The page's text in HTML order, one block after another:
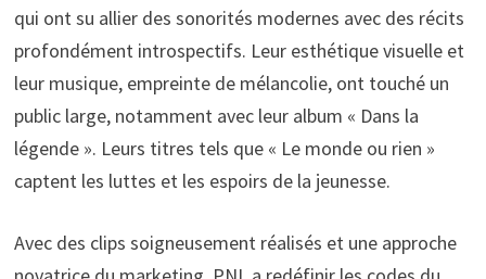
qui ont su allier des sonorités modernes avec des récits
profondément introspectifs. Leur esthétique visuelle et
leur musique, empreinte de mélancolie, ont touché un
public large, notamment avec leur album « Dans la
légende ». Leurs titres tels que « Le monde ou rien »
captent les luttes et les espoirs de la jeunesse.
Avec des clips soigneusement réalisés et une approche